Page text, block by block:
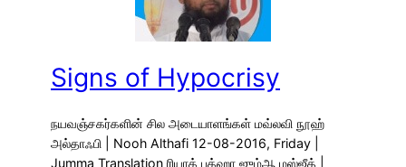
Signs of Hypocrisy
நயவஞ்சகர்களின் சில அடையாளங்கள் மவ்லவி நூஹ்
அல்தாஃபி | Nooh Althafi 12-08-2016, Friday |
Jumma Translation ரியாத் பத்ஹா ஜும்ஆ மஸ்ஜீத் |